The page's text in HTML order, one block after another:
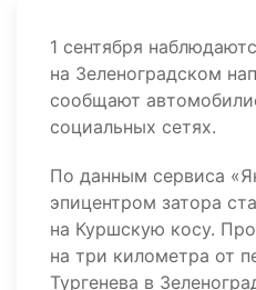
1 сентября
на Зеленоградском
сообщают
социальных сетях.
По данным сервиса
эпицентром затора
на Куршскую косу.
на три километра от
Тургенева в